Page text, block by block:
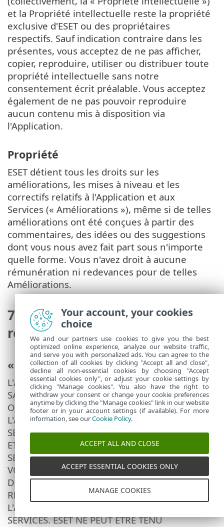
et la Propriété intellectuelle reste la propriété
exclusive d'ESET ou des propriétaires
respectifs. Sauf indication contraire dans les
présentes, vous acceptez de ne pas afficher,
copier, reproduire, utiliser ou distribuer toute
propriété intellectuelle sans notre
consentement écrit préalable. Vous acceptez
également de ne pas pouvoir reproduire
aucun contenu mis à disposition via
l'Application.
Propriété
ESET détient tous les droits sur les
améliorations, les mises à niveau et les
correctifs relatifs à l'Application et aux
Services (« Améliorations »), même si de telles
améliorations ont été conçues à partir des
commentaires, des idées ou des suggestions
dont vous nous avez fait part sous n'importe
quelle forme. Vous n'avez droit à aucune
rémunération ni redevances pour de telles
Améliorations.
7. Garantie, clauses de non-
responsabilité
« EN L’ÉTAT »/Aucune garantie
L'APPLICATION EST FOURNIE « EN L’ÉTAT ».
SANS GARANTIE D'AUCUNE SORTE, EXPRESSE
OU IMPLICITE. LE TÉLÉCHARGEMENT DE
L'APPLICATION ET TOUTE UTILISATION DES
SERVICES SONT À VOTRE PROPRE DISCRÉTION
ET À VOS PROPRES RISQUES ET VOUS SEREZ
SEUL RESPONSABLE DE TOUT DOMMAGE DE
VOTRE APPAREIL MATÉRIEL, DE LA PERTE DE
DONNÉES OU DE TOUTE AUTRE PERTE
RÉSULTANT DU TÉLÉCHARGEMENT DE
L'APPLICATION ET/OU DE L'UTILISATION DES
SERVICES. ESET NE PEUT ÊTRE TENU
Your account, your cookies
choice
We and our partners use cookies to give you the best
optimized online experience, analyze our website traffic,
and serve you with personalized ads. You can agree to the
collection of all cookies by clicking "Accept all and close",
decline all non-essential cookies by choosing "Accept
essential cookies only", or adjust your cookie settings by
clicking "Manage cookies". You also have the right to
withdraw your consent or change your cookie preferences
anytime by clicking the "Manage cookies" link in our website
footer or in your account settings (if available). For more
information, see ourCookie Policy.
ACCEPT ALL AND CLOSE
ACCEPT ESSENTIAL COOKIES ONLY
MANAGE COOKIES